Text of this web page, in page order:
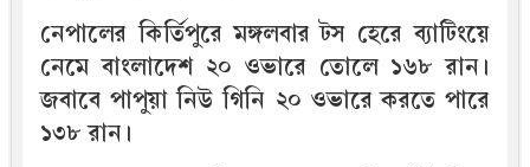
নেপালের কির্তিপুরে মঙ্গলবার টস হেরে ব্যাটিংয়ে
নেমে বাংলাদেশ ২০ ওভারে তোলে ১৬৮ রান।
জবাবে পাপুয়া নিউ গিনি ২০ ওভারে করতে পারে
১৩৮ রান।